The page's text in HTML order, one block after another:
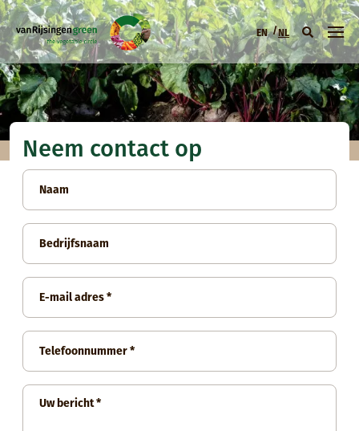
Overslaan en naar de inhoud gaan
Hoofdmenu
EN NL
Neem contact op
Naam
Bedrijfsnaam
E-mail adres
Telefoonnummer
Uw bericht